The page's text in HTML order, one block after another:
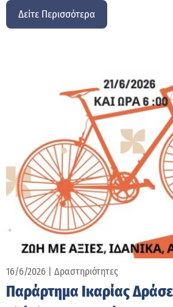
Δείτε Περισσότερα
Παράρτημα Ικαρίας
16/6/2026 Δραστηριότητες